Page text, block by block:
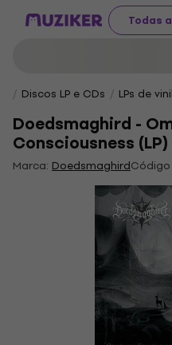
Todas
Discos LP e CDs LPs de vinil
Doedsmaghird -
Consciousness (LP)
Marca: Doedsmaghird